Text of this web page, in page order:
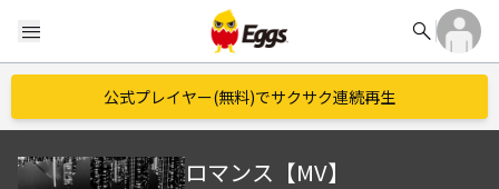
menu search
公式プレイヤー(無料)でサクサク連続再生
ロマンス【MV】